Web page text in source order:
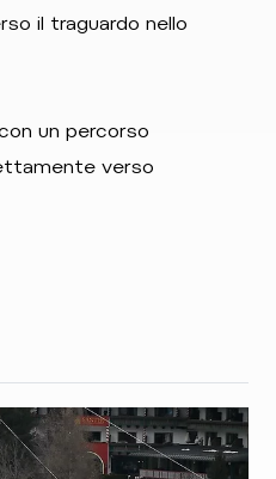
il traguardo nello
un percorso
verso